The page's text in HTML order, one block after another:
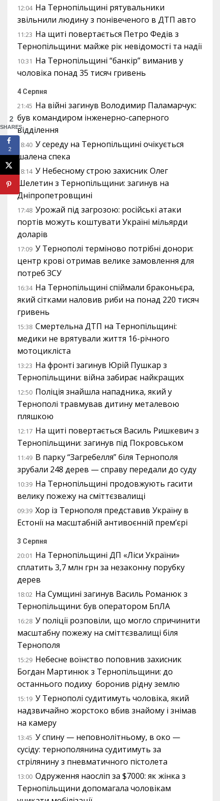
12:04 На Тернопільщині рятувальники
звільнили людину з понівеченого в ДТП авто
11:23 На щиті повертається Петро Федів з
Тернопільщини: майже рік невідомості та надії
10:31 На Тернопільщині “банкір” виманив у
чоловіка понад 35 тисяч гривень
4 Серпня
21:45 На війні загинув Володимир Паламарчук:
був командиром інженерно-саперного
відділення
18:40 У середу на Тернопільщині очікується
шалена спека
18:14 У Небесному строю захисник Олег
Шелетин з Тернопільщини: загинув на
Дніпропетровщині
17:48 Урожай під загрозою: російські атаки
портів можуть коштувати Україні мільярди
доларів
17:09 У Тернополі терміново потрібні донори:
центр крові отримав велике замовлення для
потреб ЗСУ
16:34 На Тернопільщині спіймали браконьєра,
який сітками наловив риби на понад 220 тисяч
гривень
15:38 Смертельна ДТП на Тернопільщині:
медики не врятували життя 16-річного
мотоцикліста
13:23 На фронті загинув Юрій Пушкар з
Тернопільщини: війна забирає найкращих
12:50 Поліція знайшла нападника, який у
Тернополі травмував дитину металевою
пляшкою
12:17 На щиті повертається Василь Ришкевич з
Тернопільщини: загинув під Покровськом
11:49 В парку “Загребелля” біля Тернополя
зрубали 248 дерев — справу передали до суду
10:39 На Тернопільщині продовжують гасити
велику пожежу на сміттєзвалищі
09:39 Хор із Тернополя представив Україну в
Естонії на масштабній антивоєнній прем’єрі
3 Серпня
20:01 На Тернопільщині ДП «Ліси України»
сплатить 3,7 млн грн за незаконну порубку
дерев
18:02 На Сумщині загинув Василь Романюк з
Тернопільщини: був оператором БпЛА
16:28 У поліції розповіли, що могло спричинити
масштабну пожежу на сміттєзвалищі біля
Тернополя
15:29 Небесне воїнство поповнив захисник
Богдан Мартинюк з Тернопільщини: до
останнього подиху боронив рідну землю
15:19 У Тернополі судитимуть чоловіка, який
надзвичайно жорстоко вбив знайому і знімав
на камеру
13:45 У спину — неповнолітньому, в око —
сусіду: тернополянина судитимуть за
стрілянину з пневматичного пістолета
13:00 Одруження наосліп за $7000: як жінка з
Тернопільщини допомагала чоловікам
2
SHARES
2